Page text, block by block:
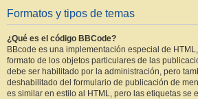
Formatos y tipos de temas
¿Qué es el código BBCode?
BBcode es una implementación especial de
formato de los objetos particulares de las
debe ser habilitado por la administración, pero
deshabilitado del formulario de publicación de
es similar en estilo al HTML, pero las etiquetas se